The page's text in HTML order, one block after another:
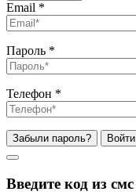
Email *
Пароль *
Телефон *
Забыли пароль? Войти
Введите код из смс